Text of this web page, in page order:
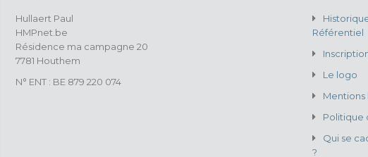
Hullaert Paul
HMPnet.be
Résidence ma campagne 20
7781 Houthem
N° ENT : BE 879 220 074
Référentiel
Le logo
Mentions
Politique
Qui se
?